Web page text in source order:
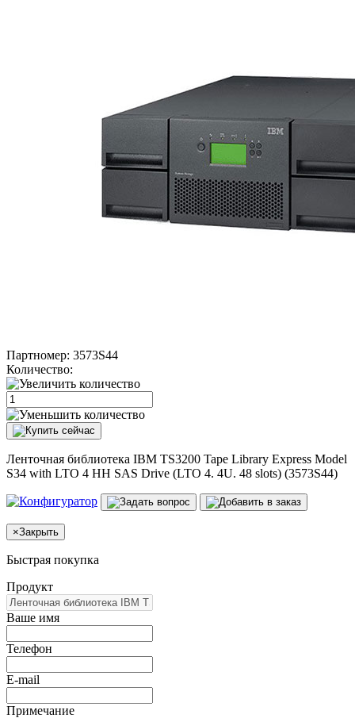
Партномер: 3573S44
Количество:
Ленточная библиотека IBM TS3200 Tape Library Express Model
S34 with LTO 4 HH SAS Drive (LTO 4. 4U. 48 slots) (3573S44)
×Закрыть
Быстрая покупка
Продукт
Ваше имя
Телефон
E-mail
Примечание